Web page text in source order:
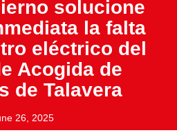
solucione
la falta
eléctrico del
Acogida de
de Talavera
26, 2025